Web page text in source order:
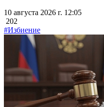
10 августа 2026 г. 12:05
202
#Избиение